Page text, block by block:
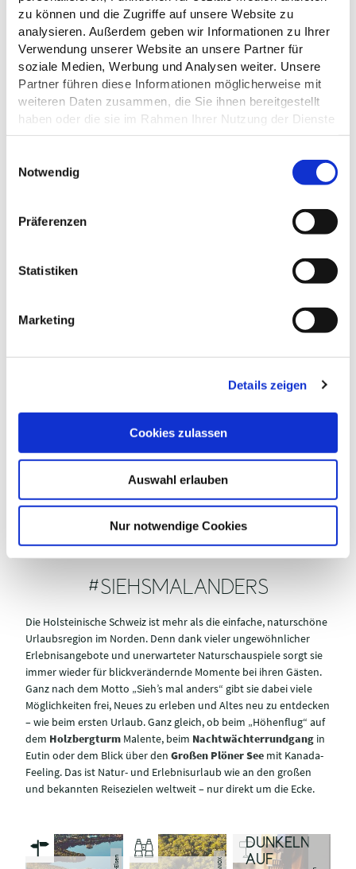
zu können und die Zugriffe auf unsere Website zu
analysieren. Außerdem geben wir Informationen zu Ihrer
Verwendung unserer Website an unsere Partner für
soziale Medien, Werbung und Analysen weiter. Unsere
Partner führen diese Informationen möglicherweise mit
weiteren Daten zusammen, die Sie ihnen bereitgestellt
haben oder die sie im Rahmen Ihrer Nutzung der Dienste
gesammelt haben.
Datenschutz
Notwendig
Präferenzen
Statistiken
Marketing
Details zeigen
Cookies zulassen
Auswahl erlauben
Nur notwendige Cookies
ÜBERNACHTUNGS-TIPPS
© TZHS-Anne Weise
VERANSTA
LTUNGEN
Kultur
genießen,
Feste feiern
und Neues
entdecken.
© TI GPS Jessen Fotografie
GANZ
SCHÖN
LECKER
gastronomisch © TI GPS Anne Weise
AUCH IN DER HOLSTEINISCHEN
Die Ostsee Guide App liefert zahlreiche Tipps und Infos für die
Urlaubs- und Freizeitgestaltung an 160 Kilometern Ostseeküste
in Schleswig-Holstein und jetzt auch in der Holsteinischen
Schweiz.
Mehr Informationen
#SIEHSMALANDERS
Die Holsteinische Schweiz ist mehr als die einfache, naturschöne
Urlaubsregion im Norden. Denn dank vieler ungewöhnlicher
Erlebnisangebote und unerwarteter Naturschauspiele sorgt sie
immer wieder für blickverändernde Momente bei ihren Gästen.
Ganz nach dem Motto „Sieh’s mal anders“ gibt sie dabei viele
Möglichkeiten frei, Neues zu erleben und Altes neu zu entdecken
– wie beim ersten Urlaub. Ganz gleich, ob beim „Höhenflug“ auf
dem Holzbergturm Malente, beim Nachtwächterrundgang in
Eutin oder dem Blick über den Großen Plöner See mit Kanada-
Feeling. Das ist Natur- und Erlebnisurlaub wie an den großen
und bekannten Reisezielen weltweit – nur direkt um die Ecke.
DUNKELN
AUF